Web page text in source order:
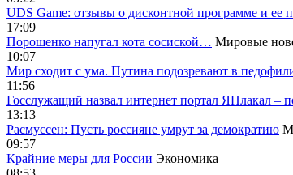
UDS Game: отзывы о дисконтной программе и ее
17:09
Порошенко напугал кота сосиской… Мировые
10:07
Мир сходит с ума. Путина подозревают в
11:56
Госслужащий назвал интернет портал ЯПлакал –
13:13
Расмуссен: Пусть россияне умрут за демократию
09:57
Крайние меры для России Экономика